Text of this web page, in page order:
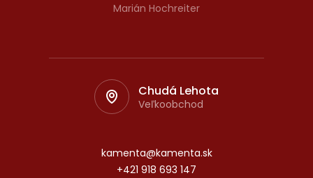
Marián Hochreiter
Chudá Lehota
Veľkoobchod
kamenta@kamenta.sk
+421 918 693 147